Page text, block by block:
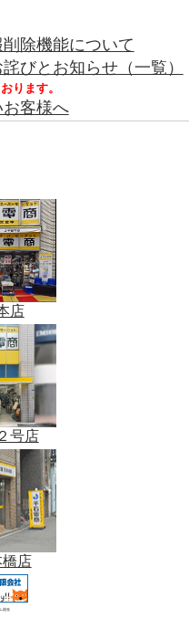
除機能について
びとお知らせ（一覧）
ります。
客様へ
店
号店
店
開発